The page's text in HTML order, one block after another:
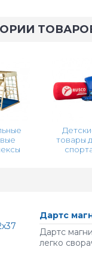
товары
Дартс
Дартс
легко